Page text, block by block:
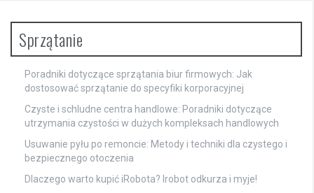
Sprzątanie
Poradniki dotyczące sprzątania biur firmowych: Jak
dostosować sprzątanie do specyfiki korporacyjnej
Czyste i schludne centra handlowe: Poradniki dotyczące
utrzymania czystości w dużych kompleksach handlowych
Usuwanie pyłu po remoncie: Metody i techniki dla czystego i
bezpiecznego otoczenia
Dlaczego warto kupić iRobota? Irobot odkurza i myje!